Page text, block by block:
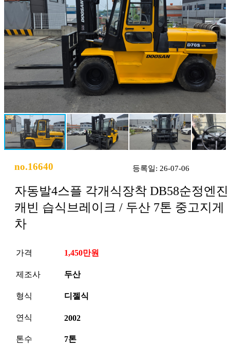
no.16640 등록일: 26-07-06
자동발4스플 각개식장착 DB58순정엔진
캐빈 습식브레이크 / 두산 7톤 중고지게
차
가격 1,450만원
제조사 두산
형식 디젤식
연식 2002
톤수 7톤